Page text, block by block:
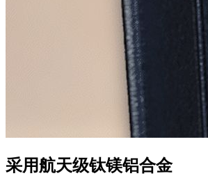
采用航天级钛镁铝合金